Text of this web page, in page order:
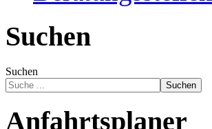
Suchen
Suchen
Suchen
Anfahrtsplaner